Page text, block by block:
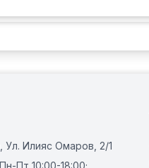
​Ул. Илияс Омаров, 2/1
Пн-Пт 10:00-18:00;